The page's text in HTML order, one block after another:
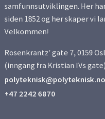
samfunnsutviklingen. Her
siden 1852 og her skaper vi
Velkommen!
Rosenkrantz' gate 7, 0159
(inngang fra Kristian IVs gate)
polyteknisk@polyteknisk.no
+47 2242 6870